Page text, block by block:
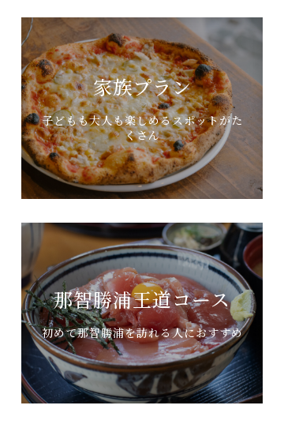
家族プラン
子どもも大人も楽しめるスポットがた
くさん
那智勝浦王道コース
初めて那智勝浦を訪れる人におすすめ